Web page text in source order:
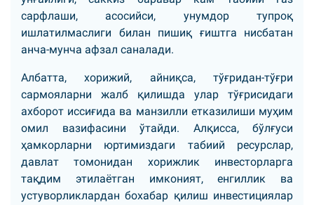
сарфлаши, асосийси, унумдор тупроқ
ишлатилмаслиги билан пишиқ ғиштга нисбатан
анча-мунча афзал саналади.
Албатта, хорижий, айниқса, тўғридан-тўғри
сармояларни жалб қилишда улар тўғрисидаги
ахборот иссиғида ва манзилли етказилиши муҳим
омил вазифасини ўтайди. Алқисса, бўлғуси
ҳамкорларни юртимиздаги табиий ресурслар,
давлат томонидан хорижлик инвесторларга
тақдим этилаётган имконият, енгиллик ва
устуворликлардан бохабар қилиш инвестициялар